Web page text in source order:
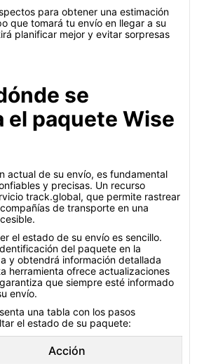
para obtener una estimación
que tomará tu envío en llegar a su
planificar mejor y evitar sorpresas
se
el paquete Wise
actual de su envío, es fundamental
y precisas. Un recurso
track.global, que permite rastrear
de transporte en una
el estado de su envío es sencillo.
del paquete en la
y obtendrá información detallada
herramienta ofrece actualizaciones
que siempre esté informado
envío.
una tabla con los pasos
el estado de su paquete:
Acción